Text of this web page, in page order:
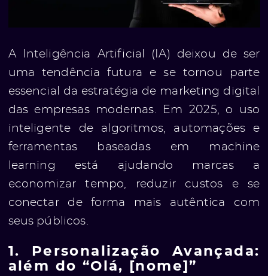
A Inteligência Artificial (IA) deixou de ser
uma tendência futura e se tornou parte
essencial da estratégia de marketing digital
das empresas modernas. Em 2025, o uso
inteligente de algoritmos, automações e
ferramentas baseadas em machine
learning está ajudando marcas a
economizar tempo, reduzir custos e se
conectar de forma mais autêntica com
seus públicos.
1. Personalização Avançada:
além do “Olá, [nome]”